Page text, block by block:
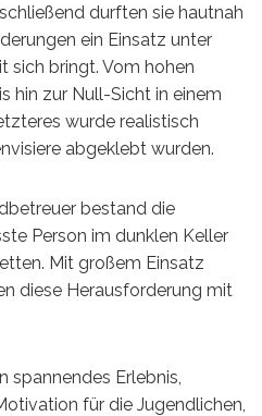
durften sie hautnah
ein Einsatz unter
sich bringt. Vom hohen
hin zur Null-Sicht in einem
wurde realistisch
abgeklebt wurden.
bestand die
Person im dunklen Keller
Mit großem Einsatz
diese Herausforderung mit
spannendes Erlebnis,
für die Jugendlichen,